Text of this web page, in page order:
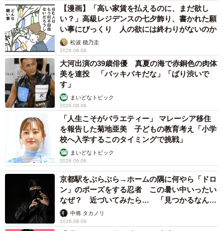
【漫画】「高い家賃を払えるのに、まだ欲し
い？」高級レジデンスの七夕飾り、書かれた願
い事にびっくり 人の欲には終わりがないのか
松波 穂乃圭
2026.08.06
大河出演の39歳俳優 真夏の海で赤銅色の肉体
美を連投 「バッキバキだな」「ばり渋いで
す」
まいどなトピック
2026.08.06
「人生こそがバラエティー」 マレーシア移住
を報告した菊地亜美 子どもの教育考え「小学
校へ入学するこのタイミングで挑戦」
まいどなトピック
2026.08.06
京都駅をぶらぶら→ホームの隅に何やら「ドロ
ン」のポーズをする忍者 この暑い中いったい
なぜ？ 近づいてみたら… 「見つかるなんて
未熟」中将 タカノリ
2026.08.06